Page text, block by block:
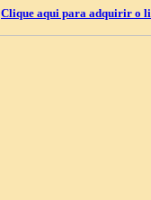
Clique aqui para adquirir o